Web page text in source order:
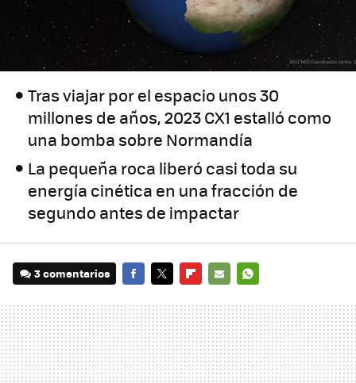
Tras viajar por el espacio unos 30
millones de años, 2023 CX1 estalló como
una bomba sobre Normandía
La pequeña roca liberó casi toda su
energía cinética en una fracción de
segundo antes de impactar
3 comentarios
MAIL